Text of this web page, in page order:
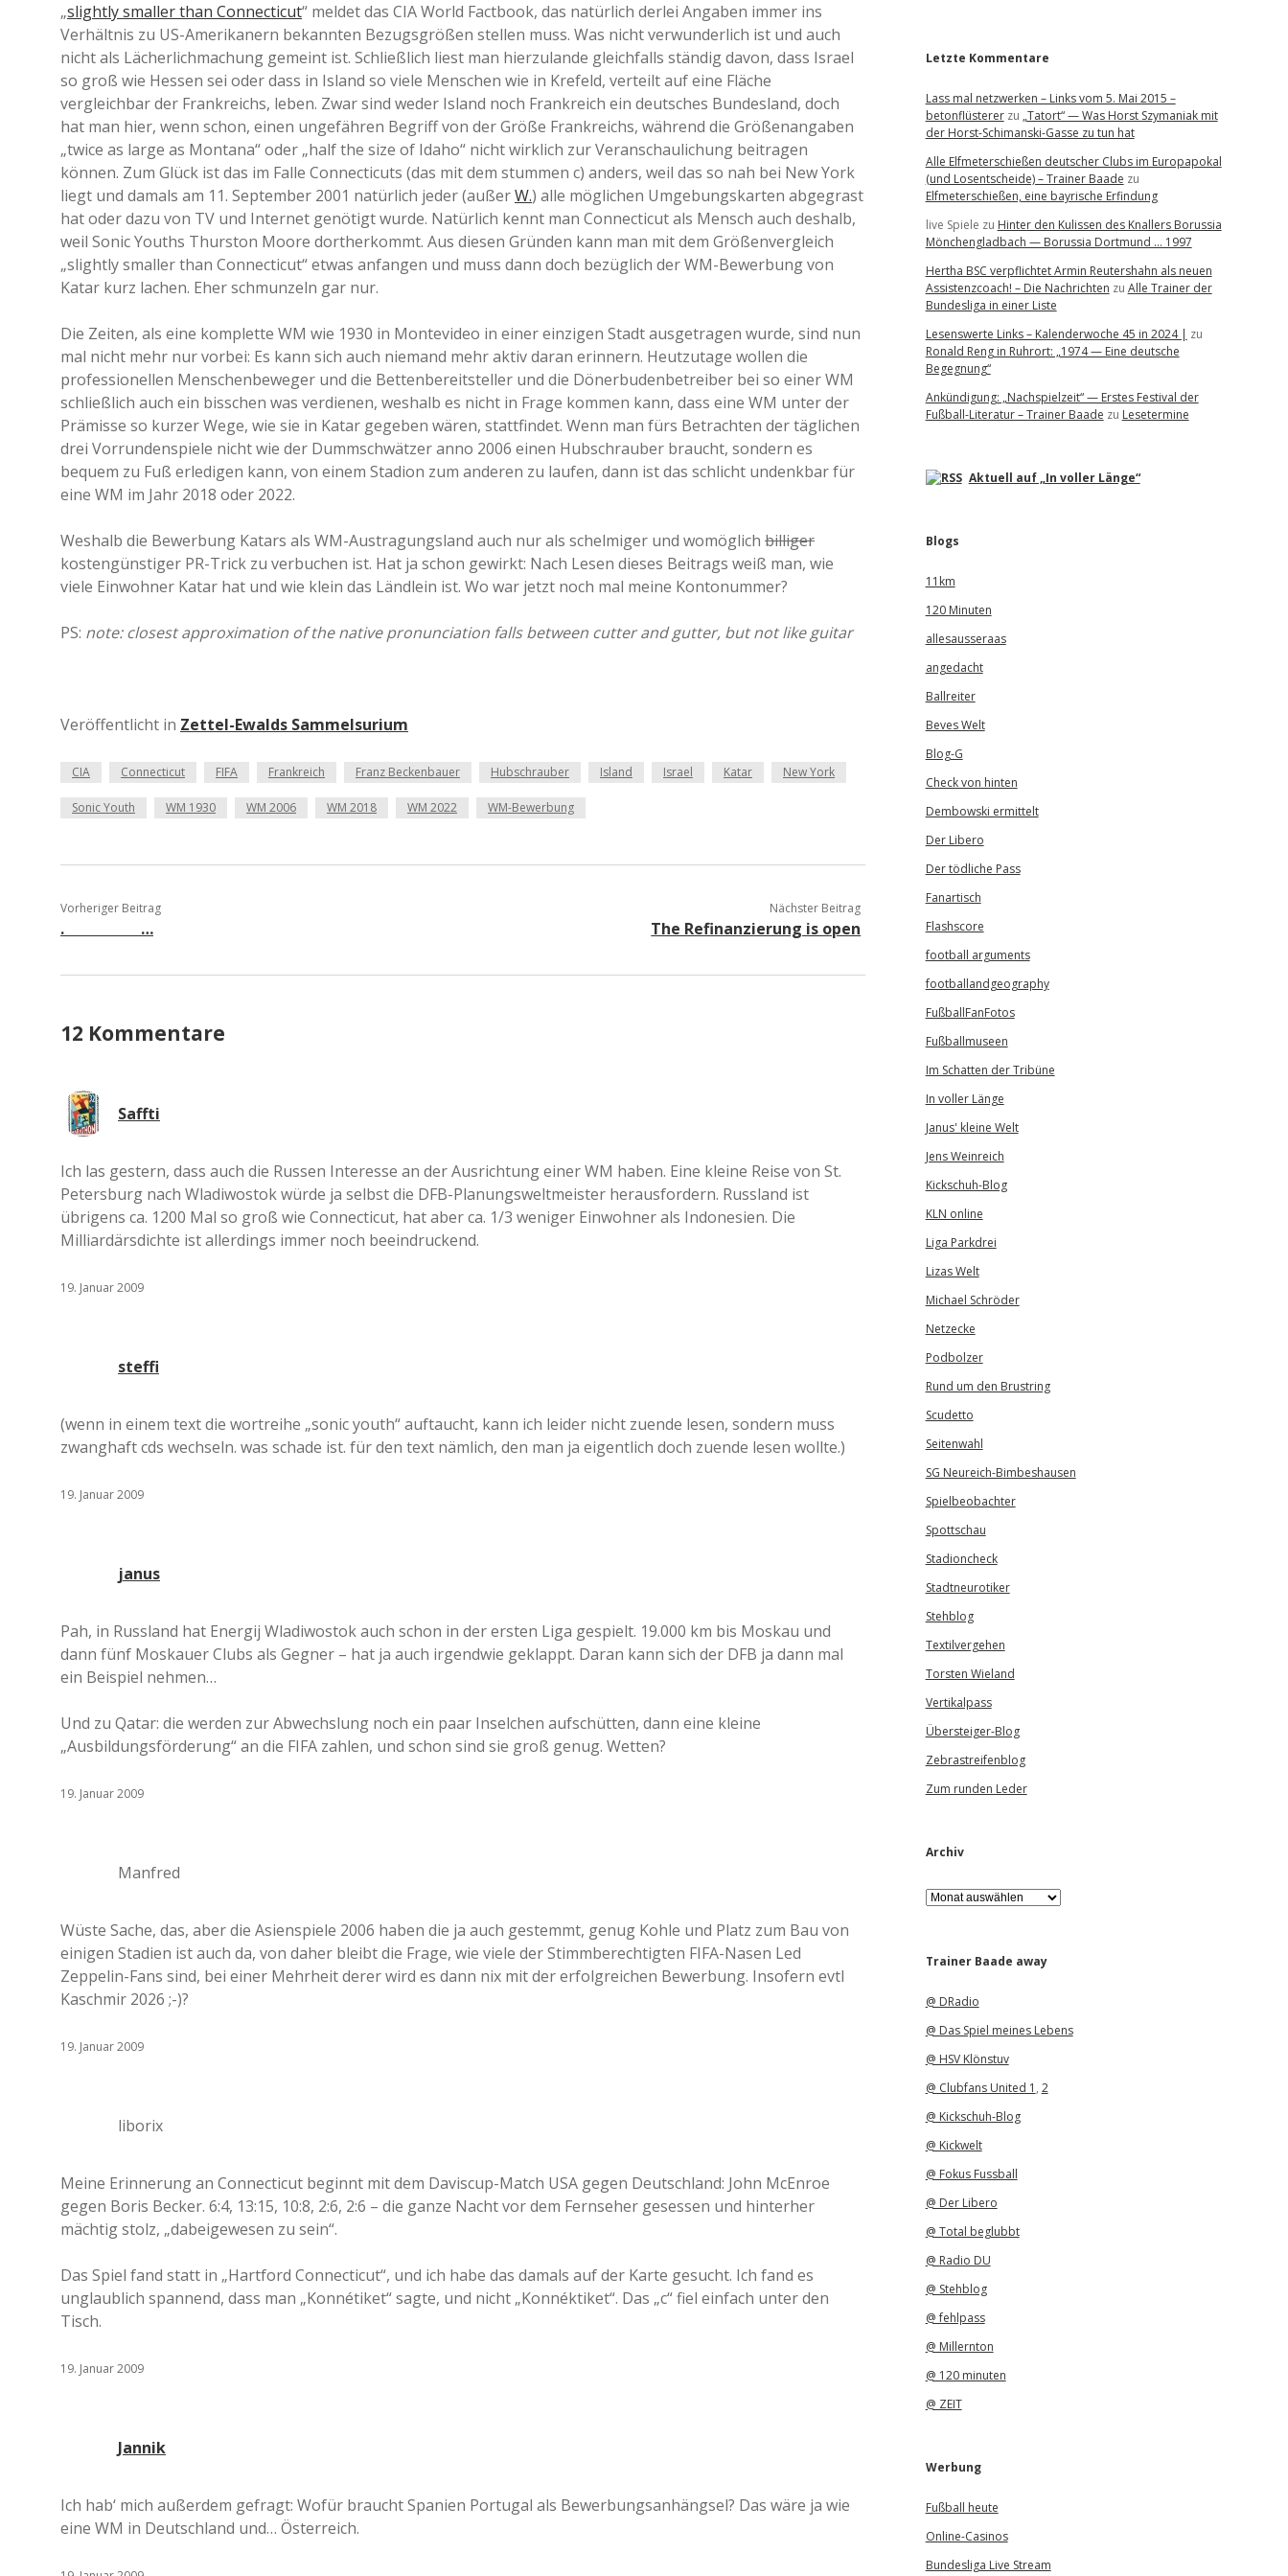
a
a
d
e
„slightly smaller than Connecticut“ meldet das CIA World Factbook, das natürlich derlei Angaben immer ins
Verhältnis zu US-Amerikanern bekannten Bezugsgrößen stellen muss. Was nicht verwunderlich ist und auch
nicht als Lächerlichmachung gemeint ist. Schließlich liest man hierzulande gleichfalls ständig davon, dass Israel
so groß wie Hessen sei oder dass in Island so viele Menschen wie in Krefeld, verteilt auf eine Fläche
vergleichbar der Frankreichs, leben. Zwar sind weder Island noch Frankreich ein deutsches Bundesland, doch
hat man hier, wenn schon, einen ungefähren Begriff von der Größe Frankreichs, während die Größenangaben
„twice as large as Montana“ oder „half the size of Idaho“ nicht wirklich zur Veranschaulichung beitragen
können. Zum Glück ist das im Falle Connecticuts (das mit dem stummen c) anders, weil das so nah bei New York
liegt und damals am 11. September 2001 natürlich jeder (außerW.) alle möglichen Umgebungskarten abgegrast
hat oder dazu von TV und Internet genötigt wurde. Natürlich kennt man Connecticut als Mensch auch deshalb,
weil Sonic Youths Thurston Moore dortherkommt. Aus diesen Gründen kann man mit dem Größenvergleich
„slightly smaller than Connecticut“ etwas anfangen und muss dann doch bezüglich der WM-Bewerbung von
Katar kurz lachen. Eher schmunzeln gar nur.
Die Zeiten, als eine komplette WM wie 1930 in Montevideo in einer einzigen Stadt ausgetragen wurde, sind nun
mal nicht mehr nur vorbei: Es kann sich auch niemand mehr aktiv daran erinnern. Heutzutage wollen die
professionellen Menschenbeweger und die Bettenbereitsteller und die Dönerbudenbetreiber bei so einer WM
schließlich auch ein bisschen was verdienen, weshalb es nicht in Frage kommen kann, dass eine WM unter der
Prämisse so kurzer Wege, wie sie in Katar gegeben wären, stattfindet. Wenn man fürs Betrachten der täglichen
drei Vorrundenspiele nicht wie der Dummschwätzer anno 2006 einen Hubschrauber braucht, sondern es
bequem zu Fuß erledigen kann, von einem Stadion zum anderen zu laufen, dann ist das schlicht undenkbar für
eine WM im Jahr 2018 oder 2022.
Weshalb die Bewerbung Katars als WM-Austragungsland auch nur als schelmiger und womöglich billiger
kostengünstiger PR-Trick zu verbuchen ist. Hat ja schon gewirkt: Nach Lesen dieses Beitrags weiß man, wie
viele Einwohner Katar hat und wie klein das Ländlein ist. Wo war jetzt noch mal meine Kontonummer?
PS: note: closest approximation of the native pronunciation falls between cutter and gutter, but not like guitar
Veröffentlicht in Zettel-Ewalds Sammelsurium
CIA Connecticut FIFA Frankreich Franz Beckenbauer Hubschrauber Island Israel Katar New York
Sonic Youth WM 1930 WM 2006 WM 2018 WM 2022 WM-Bewerbung
Vorheriger Beitrag
. …
Nächster Beitrag
The Refinanzierung is open
12 Kommentare
Saffti
Ich las gestern, dass auch die Russen Interesse an der Ausrichtung einer WM haben. Eine kleine Reise von St.
Petersburg nach Wladiwostok würde ja selbst die DFB-Planungsweltmeister herausfordern. Russland ist
übrigens ca. 1200 Mal so groß wie Connecticut, hat aber ca. 1/3 weniger Einwohner als Indonesien. Die
Milliardärsdichte ist allerdings immer noch beeindruckend.
19. Januar 2009
steffi
(wenn in einem text die wortreihe „sonic youth“ auftaucht, kann ich leider nicht zuende lesen, sondern muss
zwanghaft cds wechseln. was schade ist. für den text nämlich, den man ja eigentlich doch zuende lesen wollte.)
19. Januar 2009
janus
Pah, in Russland hat Energij Wladiwostok auch schon in der ersten Liga gespielt. 19.000 km bis Moskau und
dann fünf Moskauer Clubs als Gegner – hat ja auch irgendwie geklappt. Daran kann sich der DFB ja dann mal
ein Beispiel nehmen…
Und zu Qatar: die werden zur Abwechslung noch ein paar Inselchen aufschütten, dann eine kleine
„Ausbildungsförderung“ an die FIFA zahlen, und schon sind sie groß genug. Wetten?
19. Januar 2009
Manfred
Wüste Sache, das, aber die Asienspiele 2006 haben die ja auch gestemmt, genug Kohle und Platz zum Bau von
einigen Stadien ist auch da, von daher bleibt die Frage, wie viele der Stimmberechtigten FIFA-Nasen Led
Zeppelin-Fans sind, bei einer Mehrheit derer wird es dann nix mit der erfolgreichen Bewerbung. Insofern evtl
Kaschmir 2026 ;-)?
19. Januar 2009
liborix
Meine Erinnerung an Connecticut beginnt mit dem Daviscup-Match USA gegen Deutschland: John McEnroe
gegen Boris Becker. 6:4, 13:15, 10:8, 2:6, 2:6 – die ganze Nacht vor dem Fernseher gesessen und hinterher
mächtig stolz, „dabeigewesen zu sein“.
Das Spiel fand statt in „Hartford Connecticut“, und ich habe das damals auf der Karte gesucht. Ich fand es
unglaublich spannend, dass man „Konnétiket“ sagte, und nicht „Konnéktiket“. Das „c“ fiel einfach unter den
Tisch.
19. Januar 2009
Jannik
Ich hab‘ mich außerdem gefragt: Wofür braucht Spanien Portugal als Bewerbungsanhängsel? Das wäre ja wie
eine WM in Deutschland und… Österreich.
Letzte Kommentare
Lass mal netzwerken – Links vom 5. Mai 2015 –
betonflüstererzu „Tatort“ — Was Horst Szymaniak mit
der Horst-Schimanski-Gasse zu tun hat
Alle Elfmeterschießen deutscher Clubs im Europapokal
(und Losentscheide) – Trainer Baade zu
Elfmeterschießen, eine bayrische Erfindung
live Spiele zu Hinter den Kulissen des Knallers Borussia
Mönchengladbach — Borussia Dortmund … 1997
Hertha BSC verpflichtet Armin Reutershahn als neuen
Assistenzcoach! – Die Nachrichten zu Alle Trainer der
Bundesliga in einer Liste
Lesenswerte Links – Kalenderwoche 45 in 2024 | zu
Ronald Reng in Ruhrort: „1974 — Eine deutsche
Begegnung“
Ankündigung: „Nachspielzeit“ — Erstes Festival der
Fußball-Literatur – Trainer Baade zu Lesetermine
Aktuell auf „In voller Länge“
Blogs
11km
120 Minuten
allesausseraas
angedacht
Ballreiter
Beves Welt
Blog-G
Check von hinten
Dembowski ermittelt
Der Libero
Der tödliche Pass
Fanartisch
Flashscore
football arguments
footballandgeography
FußballFanFotos
Fußballmuseen
Im Schatten der Tribüne
In voller Länge
Janus' kleine Welt
Jens Weinreich
Kickschuh-Blog
KLN online
Liga Parkdrei
Lizas Welt
Michael Schröder
Netzecke
Podbolzer
Rund um den Brustring
Scudetto
Seitenwahl
SG Neureich-Bimbeshausen
Spielbeobachter
Spottschau
Stadioncheck
Stadtneurotiker
Stehblog
Textilvergehen
Torsten Wieland
Vertikalpass
Übersteiger-Blog
Zebrastreifenblog
Zum runden Leder
Archiv
A
r
iTrainer Baade away
@ DRadio
@ Das Spiel meines Lebens
@ HSV Klönstuv
@ Clubfans United 1 , 2
@ Kickschuh-Blog
@ Kickwelt
@ Fokus Fussball
@ Der Libero
@ Total beglubbt
@ Radio DU
@ Stehblog
@ fehlpass
@ Millernton
@ 120 minuten
@ ZEIT
Werbung
Fußball heute
Online-Casinos
Bundesliga Live Stream